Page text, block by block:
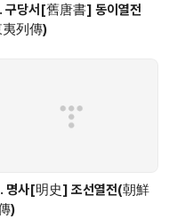
구당서[舊唐書] 동이열전
列傳)
명사[明史] 조선열전(朝鮮
)